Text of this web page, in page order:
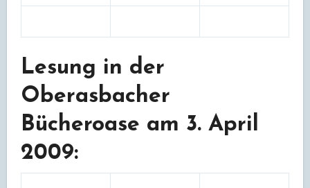
Lesung in der
Oberasbacher
Bücheroase am 3. April
2009: